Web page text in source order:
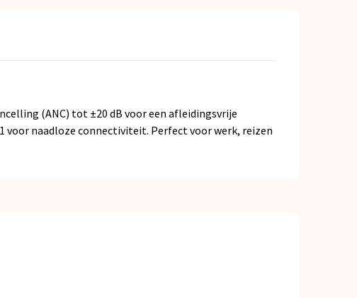
(ANC) tot ±20 dB voor een afleidingsvrije
voor naadloze connectiviteit. Perfect voor werk, reizen